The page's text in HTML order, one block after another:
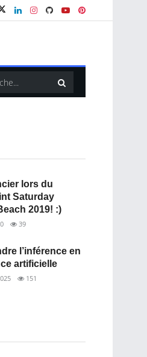
lors du
Saturday
2019! :)
39
l’inférence en
artificielle
151